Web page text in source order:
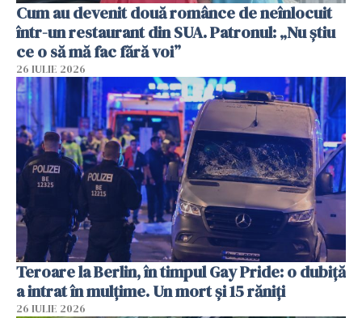
Cum au devenit două românce de neînlocuit
într-un restaurant din SUA. Patronul: „Nu știu
ce o să mă fac fără voi”
26 IULIE 2026
Teroare la Berlin, în timpul Gay Pride: o dubiță
a intrat în mulțime. Un mort și 15 răniți
26 IULIE 2026